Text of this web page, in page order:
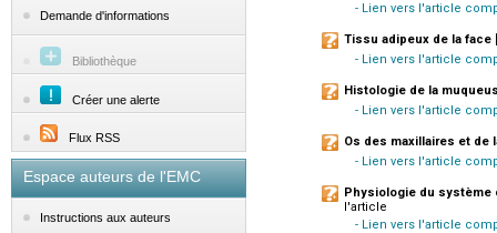
Demande d'informations
Bibliothèque
Créer une alerte
Flux RSS
Espace auteurs de l'EMC
Instructions aux auteurs
- Lien vers l'article
Tissu adipeux de la face
- Lien vers l'article
Histologie de la
- Lien vers l'article
Os des maxillaires et de
- Lien vers l'article
Physiologie du système
l'article
- Lien vers l'article